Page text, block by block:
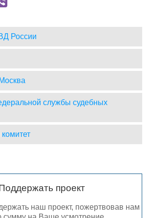
России
службы судебных
проект
наш проект, пожертвовав нам